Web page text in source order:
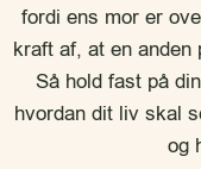
fordi ens mor er
kraft af, at en
Så hold fast på
hvordan dit liv skal
og